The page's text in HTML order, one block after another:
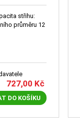
střihu:
průměru 12
727,00 Kč
DO KOŠÍKU